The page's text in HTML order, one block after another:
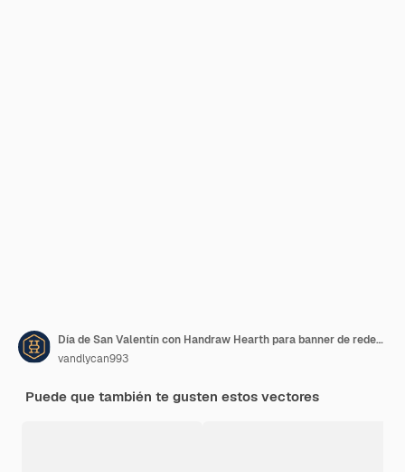
Día de San Valentín con Handraw Hearth para banner de redes sociales
vandlycan993
Puede que también te gusten estos vectores